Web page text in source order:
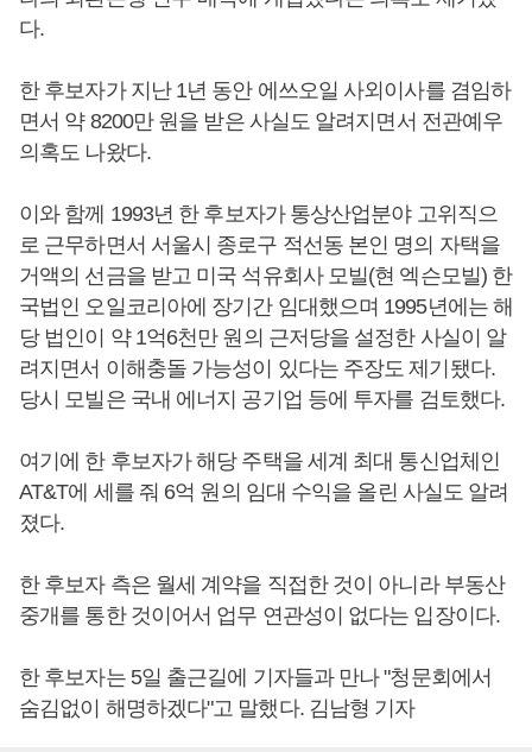
다.
한 후보자가 지난 1년 동안 에쓰오일 사외이사를 겸임하
면서 약 8200만 원을 받은 사실도 알려지면서 전관예우
의혹도 나왔다.
이와 함께 1993년 한 후보자가 통상산업분야 고위직으
로 근무하면서 서울시 종로구 적선동 본인 명의 자택을
거액의 선금을 받고 미국 석유회사 모빌(현 엑슨모빌) 한
국법인 오일코리아에 장기간 임대했으며 1995년에는 해
당 법인이 약 1억6천만 원의 근저당을 설정한 사실이 알
려지면서 이해충돌 가능성이 있다는 주장도 제기됐다.
당시 모빌은 국내 에너지 공기업 등에 투자를 검토했다.
여기에 한 후보자가 해당 주택을 세계 최대 통신업체인
AT&T에 세를 줘 6억 원의 임대 수익을 올린 사실도 알려
졌다.
한 후보자 측은 월세 계약을 직접한 것이 아니라 부동산
중개를 통한 것이어서 업무 연관성이 없다는 입장이다.
한 후보자는 5일 출근길에 기자들과 만나 "청문회에서
숨김없이 해명하겠다"고 말했다. 김남형 기자